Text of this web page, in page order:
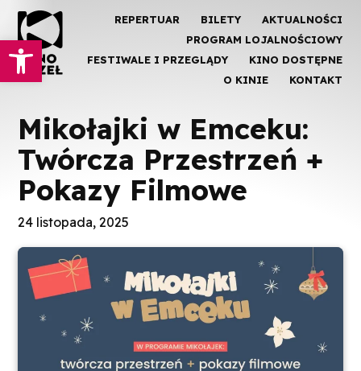
Otwórz pasek narzędzi
REPERTUAR BILETY
AKTUALNOŚCI
PROGRAM LOJALNOŚCIOWY
FESTIWALE I PRZEGLĄDY
KINO DOSTĘPNE
O KINIE
KONTAKT
Mikołajki w Emceku:
Twórcza Przestrzeń +
Pokazy Filmowe
24 listopada, 2025